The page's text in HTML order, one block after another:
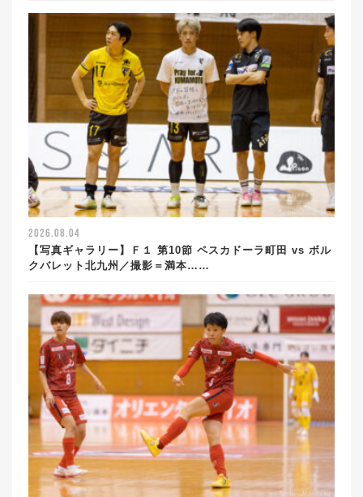
2026.08.04
【写真ギャラリー】Ｆ１ 第10節 ペスカドーラ町田 vs ボル
クバレット北九州／撮影＝満本……